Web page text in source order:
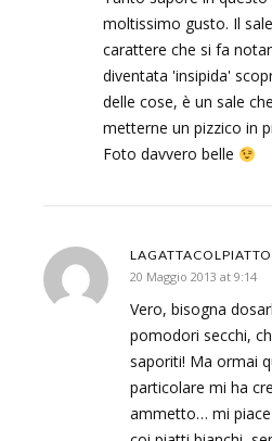
moltissimo gusto. Il
carattere che si fa
diventata 'insipida'
delle cose, è un sale
metterne un pizzico in
Foto davvero belle
20 Maggio 2013 at 9:14
Vero, bisogna
pomodori secchi,
saporiti! Ma ormai
particolare mi ha
ammetto… mi